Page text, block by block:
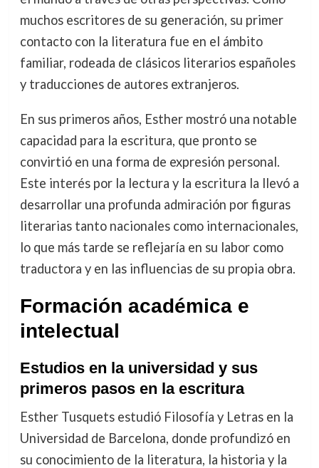
muchos escritores de su generación, su primer
contacto con la literatura fue en el ámbito
familiar, rodeada de clásicos literarios españoles
y traducciones de autores extranjeros.
En sus primeros años, Esther mostró una notable
capacidad para la escritura, que pronto se
convirtió en una forma de expresión personal.
Este interés por la lectura y la escritura la llevó a
desarrollar una profunda admiración por figuras
literarias tanto nacionales como internacionales,
lo que más tarde se reflejaría en su labor como
traductora y en las influencias de su propia obra.
Formación académica e
intelectual
Estudios en la universidad y sus
primeros pasos en la escritura
Esther Tusquets estudió Filosofía y Letras en la
Universidad de Barcelona, donde profundizó en
su conocimiento de la literatura, la historia y la